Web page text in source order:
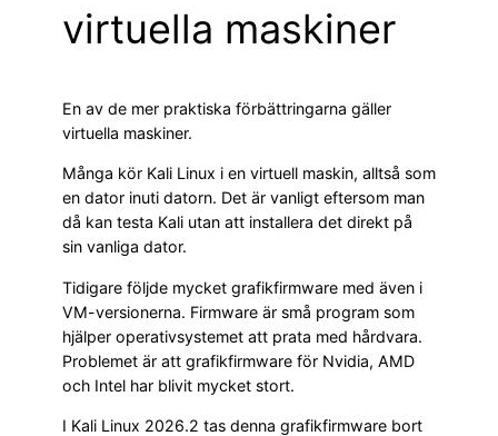
virtuella maskiner
En av de mer praktiska förbättringarna gäller
virtuella maskiner.
Många kör Kali Linux i en virtuell maskin, alltså som
en dator inuti datorn. Det är vanligt eftersom man
då kan testa Kali utan att installera det direkt på
sin vanliga dator.
Tidigare följde mycket grafikfirmware med även i
VM-versionerna. Firmware är små program som
hjälper operativsystemet att prata med hårdvara.
Problemet är att grafikfirmware för Nvidia, AMD
och Intel har blivit mycket stort.
I Kali Linux 2026.2 tas denna grafikfirmware bort